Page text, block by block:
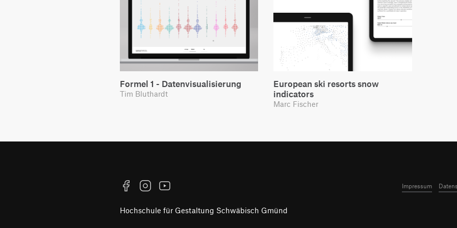
Formel 1 - Datenvisualisierung
Tim Bluthardt
European ski resorts snow
indicators
Marc Fischer
FacebookInstagramYouTube Impressum
Hochschule für Gestaltung Schwäbisch Gmünd